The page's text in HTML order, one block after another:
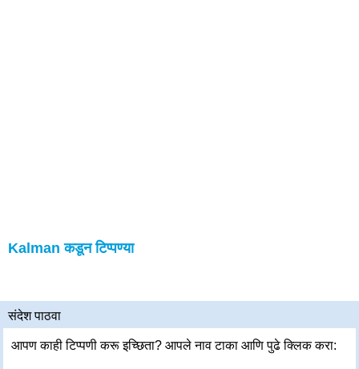
Kalman कडून टिप्पण्या
संदेश पाठवा
आपण काही टिप्पणी करू इच्छिता? आपले नाव टाका आणि पुढे क्लिक करा: